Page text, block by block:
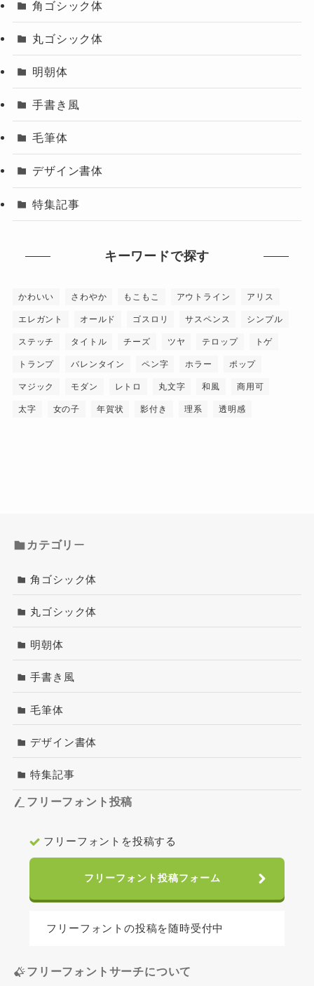
角ゴシック体
丸ゴシック体
明朝体
手書き風
毛筆体
デザイン書体
特集記事
キーワードで探す
かわいい さわやか もこもこ アウトライン アリス
エレガント オールド ゴスロリ サスペンス シンプル
ステッチ タイトル チーズ ツヤ テロップ トゲ
トランプ バレンタイン ペン字 ホラー ポップ
マジック モダン レトロ 丸文字 和風 商用可
太字 女の子 年賀状 影付き 理系 透明感
カテゴリ ー
角ゴシック体
丸ゴシック体
明朝体
手書き風
毛筆体
デザイン書体
特集記事
フリーフォント投稿
フリーフォントを投稿する
フリーフォント投稿フォーム
フリーフォントの投稿を随時受付中
フリーフォントサーチについて